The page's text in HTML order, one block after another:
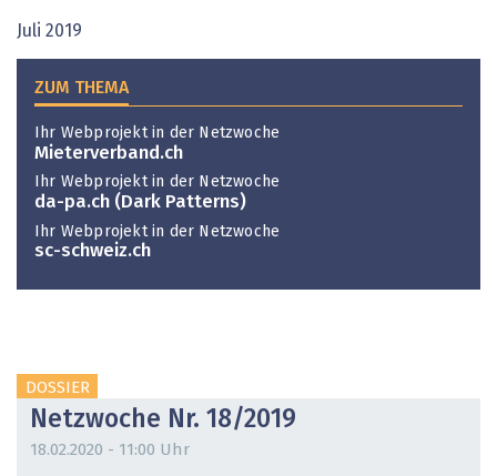
Juli 2019
ZUM THEMA
Ihr Webprojekt in der Netzwoche
Mieterverband.ch
Ihr Webprojekt in der Netzwoche
da-pa.ch (Dark Patterns)
Ihr Webprojekt in der Netzwoche
sc-schweiz.ch
DOSSIER
Netzwoche Nr. 18/2019
18.02.2020 - 11:00 Uhr